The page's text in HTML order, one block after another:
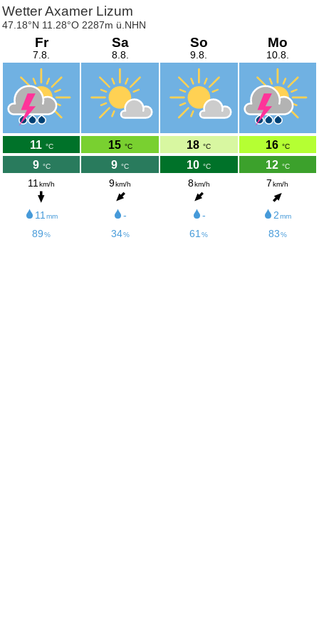
Wetter Axamer Lizum
47.18°N 11.28°O 2287m ü.NHN
Fr
7.8.
11 °C
9 °C
11km/h
11mm
89%
Sa
8.8.
15 °C
9 °C
9km/h
-
34%
So
9.8.
18 °C
10 °C
8km/h
-
61 %
Mo
10.8.
16 °C
12 °C
7 km/h
2 mm
83%